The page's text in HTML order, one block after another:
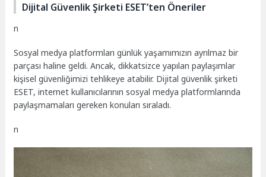
Dijital Güvenlik Şirketi ESET’ten Öneriler
n
Sosyal medya platformları günlük yaşamımızın ayrılmaz bir
parçası haline geldi. Ancak, dikkatsizce yapılan paylaşımlar
kişisel güvenliğimizi tehlikeye atabilir. Dijital güvenlik şirketi
ESET, internet kullanıcılarının sosyal medya platformlarında
paylaşmamaları gereken konuları sıraladı.
n